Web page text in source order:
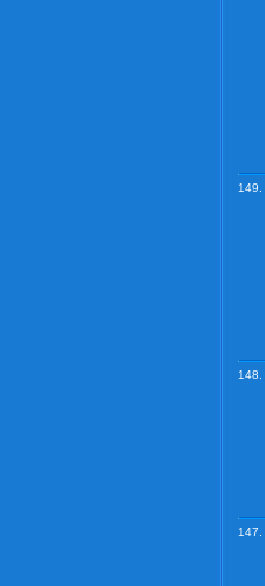
149.
148.
147.